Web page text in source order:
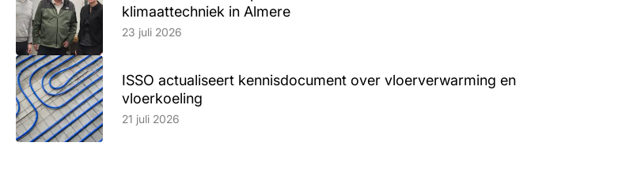
klimaattechniek in Almere
Lees artikel
23 juli 2026
ISSO actualiseert kennisdocument over vloerverwarming en
vloerkoeling
Lees artikel
21 juli 2026